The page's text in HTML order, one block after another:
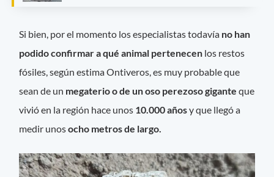
Si bien, por el momento los especialistas todavía no han
podido confirmar a qué animal pertenecen los restos
fósiles, según estima Ontiveros, es muy probable que
sean de un megaterio o de un oso perezoso gigante que
vivió en la región hace unos 10.000 añosy que llegó a
medir unosocho metros de largo.